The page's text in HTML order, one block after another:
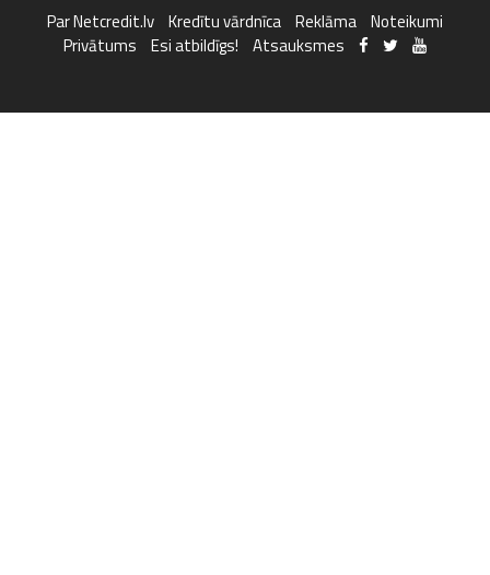
Par Netcredit.lv Kredītu vārdnīca Reklāma Noteikumi
Privātums
Esi atbildīgs! Atsauksmes